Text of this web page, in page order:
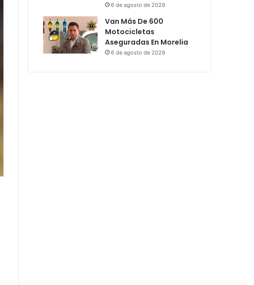
6 de agosto de 2026
Van Más De 600
Motocicletas
Aseguradas En Morelia
6 de agosto de 2026